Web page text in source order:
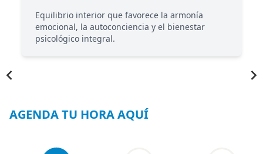
Equilibrio interior que favorece la armonía
emocional, la autoconciencia y el bienestar
psicológico integral.
AGENDA TU HORA AQUÍ